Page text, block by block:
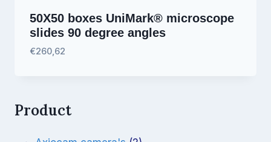
50X50 boxes UniMark® microscope
slides 90 degree angles
€260,62
Product